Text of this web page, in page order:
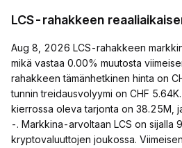
LCS-rahakkeen
Aug 8, 2026 LCS-rahakkeen
mikä vastaa 0.00% muutosta
rahakkeen tämänhetkinen hinta on
tunnin treidausvolyymi on CHF
kierrossa oleva tarjonta on 38.25M,
-. Markkina-arvoltaan LCS on sijalla
kryptovaluuttojen joukossa.